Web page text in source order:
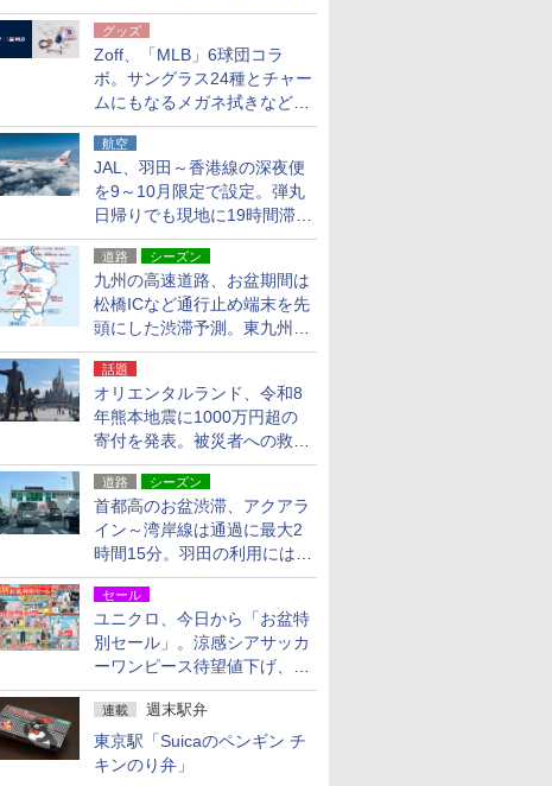
分、えきねっと限定
グッズ
Zoff、「MLB」6球団コラ
ボ。サングラス24種とチャー
ムにもなるメガネ拭きなど雑
貨24種
航空
JAL、羽田～香港線の深夜便
を9～10月限定で設定。弾丸
日帰りでも現地に19時間滞在
できる
道路 シーズン
九州の高速道路、お盆期間は
松橋ICなど通行止め端末を先
頭にした渋滞予測。東九州道
への迂回は料金調整を実施
話題
オリエンタルランド、令和8
年熊本地震に1000万円超の
寄付を発表。被災者への救援
活動・復旧支援
道路 シーズン
首都高のお盆渋滞、アクアラ
イン～湾岸線は通過に最大2
時間15分。羽田の利用には
「空港西出口」の利用検討を
セール
ユニクロ、今日から「お盆特
別セール」。涼感シアサッカ
ーワンピース待望値下げ、撥
水ギアショーツは1990円に
連載 週末駅弁
東京駅「Suicaのペンギン チ
キンのり弁」